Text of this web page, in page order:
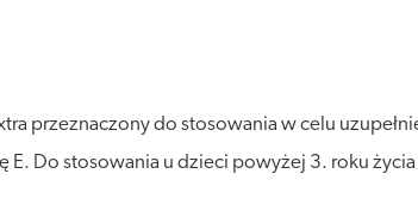
przeznaczony do stosowania w celu
E. Do stosowania u dzieci powyżej 3. roku życia